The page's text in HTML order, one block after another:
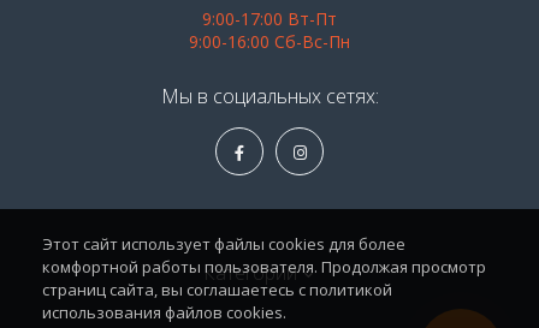
Категории
9:00-17:00 Вт-Пт
9:00-16:00 Сб-Вс-Пн
Мы в социальных сетях:
Этот сайт использует файлы cookies для более
комфортной работы пользователя. Продолжая просмотр
страниц сайта, вы соглашаетесь с политикой
использования файлов cookies.